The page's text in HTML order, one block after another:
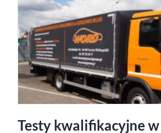
Testy kwalifikacyjne